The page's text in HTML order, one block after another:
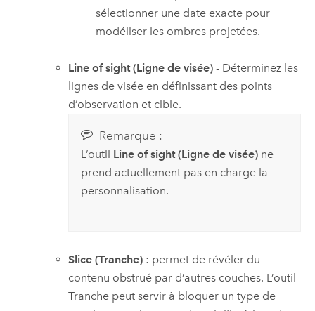
sélectionner une date exacte pour
modéliser les ombres projetées.
Line of sight (Ligne de visée) - Déterminez les
lignes de visée en définissant des points
d’observation et cible.
Remarque :
L’outil Line of sight (Ligne de visée) ne
prend actuellement pas en charge la
personnalisation.
Slice (Tranche) : permet de révéler du
contenu obstrué par d’autres couches. L’outil
Tranche peut servir à bloquer un type de